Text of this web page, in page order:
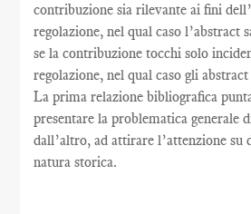
contribuzione sia rilevante ai fini
regolazione, nel qual caso l’abstract
se la contribuzione tocchi solo
regolazione, nel qual caso gli
La prima relazione bibliografica
presentare la problematica generale
dall’altro, ad attirare l’attenzione
natura storica.